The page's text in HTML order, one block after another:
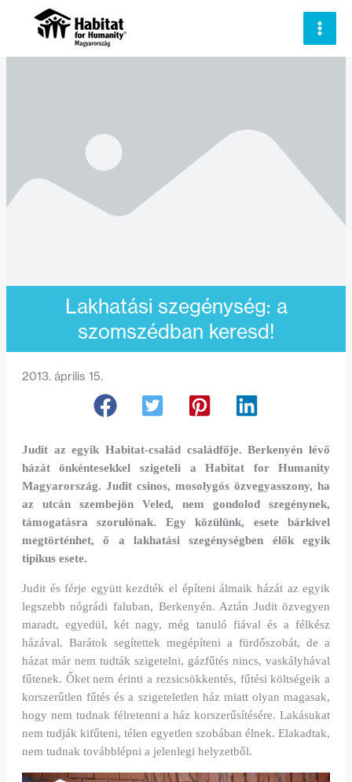
Lakhatási szegénység: a
szomszédban keresd!
2013. április 15.
Judit az egyik Habitat-család családfője. Berkenyén lévő
házát önkéntesekkel szigeteli a Habitat for Humanity
Magyarország. Judit csinos, mosolygós özvegyasszony, ha
az utcán szembejön Veled, nem gondolod szegénynek,
támogatásra szorulónak. Egy közülünk, esete bárkivel
megtörténhet, ő a lakhatási szegénységben élők egyik
tipikus esete.
Judit és férje együtt kezdték el építeni álmaik házát az egyik
legszebb nógrádi faluban, Berkenyén. Aztán Judit özvegyen
maradt, egyedül, két nagy, még tanuló fiával és a félkész
házával. Barátok segítettek megépíteni a fürdőszobát, de a
házat már nem tudták szigetelni, gázfűtés nincs, vaskályhával
fűtenek. Őket nem érinti a rezsicsökkentés, fűtési költségeik a
korszerűtlen fűtés és a szigeteletlen ház miatt olyan magasak,
hogy nem tudnak félretenni a ház korszerűsítésére. Lakásukat
nem tudják kifűteni, télen egyetlen szobában élnek. Elakadtak,
nem tudnak továbblépni a jelenlegi helyzetből.